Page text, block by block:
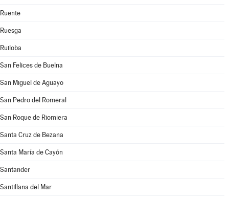
Ruente
Ruesga
Ruiloba
San Felices de Buelna
San Miguel de Aguayo
San Pedro del Romeral
San Roque de Riomiera
Santa Cruz de Bezana
Santa María de Cayón
Santander
Santillana del Mar